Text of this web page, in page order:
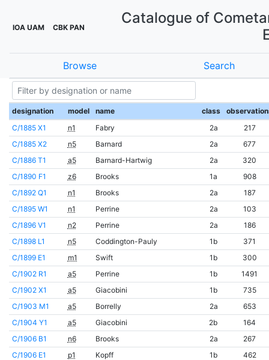
IOA UAM CBK PAN
Catalogue of
Browse Search
designation model name class
C/1885 X1
n1 Fabry 2a
217
C/1885 X2
n5 Barnard 2a
677
C/1886 T1
a5 Barnard-Hartwig 2a
320
C/1890 F1
z6 Brooks 1a
908
C/1892 Q1
n1 Brooks 2a
187
C/1895 W1
n1 Perrine 2a
103
C/1896 V1
n2 Perrine 2a
186
C/1898 L1
n5 Coddington-Pauly 1b
371
C/1899 E1
m1 Swift 1b
300
C/1902 R1
a5 Perrine 1b
1491
C/1902 X1
a5 Giacobini 1b
735
C/1903 M1
a5 Borrelly 2a
653
C/1904 Y1
a5 Giacobini 2b
164
C/1906 B1
n6 Brooks 2a
267
C/1906 E1
p1 Kopff 1b
462